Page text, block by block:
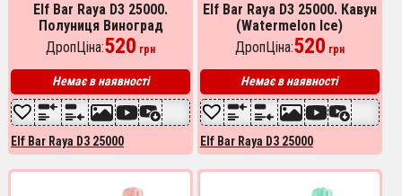
Elf Bar Raya D3 25000.
Полуниця Виноград
(Strawberry Grape)
ДропЦіна:520 грн
Немає в наявності
Elf Bar Raya D3 25000
Elf Bar Raya D3 25000. Кавун
(Watermelon Ice)
ДропЦіна:520 грн
Немає в наявності
Elf Bar Raya D3 25000